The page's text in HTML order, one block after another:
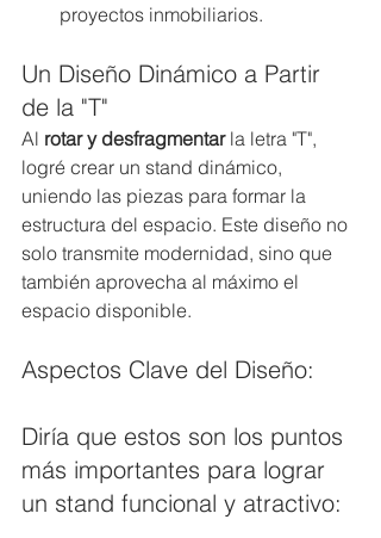
proyectos inmobiliarios.
Un Diseño Dinámico a Partir
de la "T"
Al rotar y desfragmentar la letra "T",
logré crear un stand dinámico,
uniendo las piezas para formar la
estructura del espacio. Este diseño no
solo transmite modernidad, sino que
también aprovecha al máximo el
espacio disponible.
Aspectos Clave del Diseño:
Diría que estos son los puntos
más importantes para lograr
un stand funcional y atractivo: